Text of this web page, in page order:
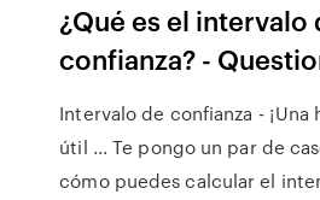
¿Qué es el intervalo
confianza? -
Intervalo de confianza -
útil ... Te pongo un par de
cómo puedes calcular el